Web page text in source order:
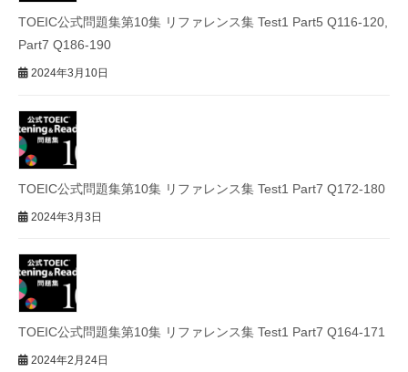
TOEIC公式問題集第10集 リファレンス集 Test1 Part5 Q116-120,
Part7 Q186-190
2024年3月10日
TOEIC公式問題集第10集 リファレンス集 Test1 Part7 Q172-180
2024年3月3日
TOEIC公式問題集第10集 リファレンス集 Test1 Part7 Q164-171
2024年2月24日